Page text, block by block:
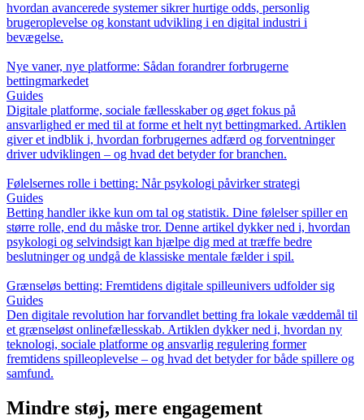
hvordan avancerede systemer sikrer hurtige odds, personlig
brugeroplevelse og konstant udvikling i en digital industri i
bevægelse.
Nye vaner, nye platforme: Sådan forandrer forbrugerne
bettingmarkedet
Guides
Digitale platforme, sociale fællesskaber og øget fokus på
ansvarlighed er med til at forme et helt nyt bettingmarked. Artiklen
giver et indblik i, hvordan forbrugernes adfærd og forventninger
driver udviklingen – og hvad det betyder for branchen.
Følelsernes rolle i betting: Når psykologi påvirker strategi
Guides
Betting handler ikke kun om tal og statistik. Dine følelser spiller en
større rolle, end du måske tror. Denne artikel dykker ned i, hvordan
psykologi og selvindsigt kan hjælpe dig med at træffe bedre
beslutninger og undgå de klassiske mentale fælder i spil.
Grænseløs betting: Fremtidens digitale spilleunivers udfolder sig
Guides
Den digitale revolution har forvandlet betting fra lokale væddemål til
et grænseløst onlinefællesskab. Artiklen dykker ned i, hvordan ny
teknologi, sociale platforme og ansvarlig regulering former
fremtidens spilleoplevelse – og hvad det betyder for både spillere og
samfund.
Mindre støj, mere engagement